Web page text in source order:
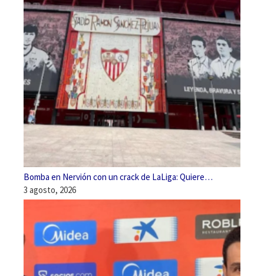
Bomba en Nervión con un crack de LaLiga: Quiere…
3 agosto, 2026